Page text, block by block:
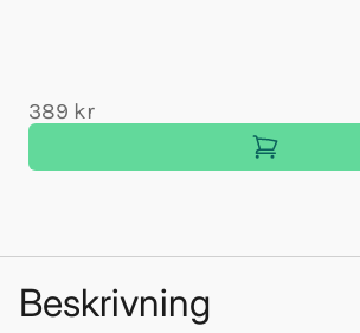
389 kr
Beskrivning